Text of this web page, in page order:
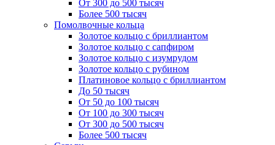
От 300 до 500 тысяч
Более 500 тысяч
Помолвочные кольца
Золотое кольцо с бриллиантом
Золотое кольцо с сапфиром
Золотое кольцо с изумрудом
Золотое кольцо с рубином
Платиновое кольцо с бриллиантом
До 50 тысяч
От 50 до 100 тысяч
От 100 до 300 тысяч
От 300 до 500 тысяч
Более 500 тысяч